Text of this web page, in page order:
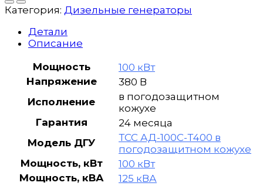
генератор
АД-100С-
Т400
погодозащитном
кожухе
Категория: Дизельные генераторы
Детали
Описание
Мощность
100 кВт
Напряжение
380 В
Исполнение
в погодозащитном
кожухе
Гарантия
24 месяца
Модель ДГУ
ТСС АД-100С-Т400 в
погодозащитном кожухе
Мощность, кВт
100 кВт
Мощность, кВА
125 кВА